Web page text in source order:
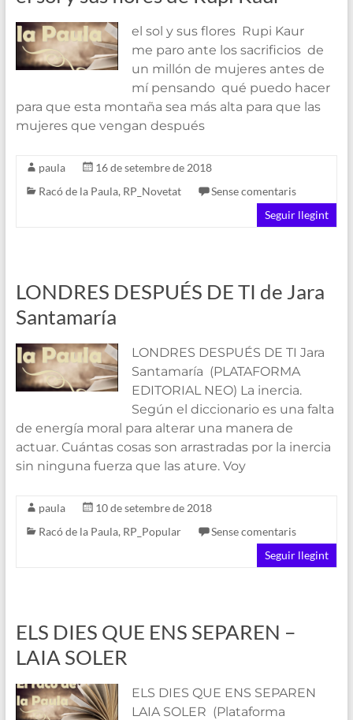
el sol y sus flores Rupi Kaur
me paro ante los sacrificios de
un millón de mujeres antes de
mí pensando qué puedo hacer
para que esta montaña sea más alta para que las
mujeres que vengan después
paula
16 de setembre de 2018
Racó de la Paula, RP_Novetat
Sense comentaris
Seguir llegint
LONDRES DESPUÉS DE TI de Jara
Santamaría
LONDRES DESPUÉS DE TI Jara
Santamaría (PLATAFORMA
EDITORIAL NEO) La inercia.
Según el diccionario es una falta
de energía moral para alterar una manera de
actuar. Cuántas cosas son arrastradas por la inercia
sin ninguna fuerza que las ature. Voy
paula
10 de setembre de 2018
Racó de la Paula, RP_Popular
Sense comentaris
Seguir llegint
ELS DIES QUE ENS SEPAREN –
LAIA SOLER
ELS DIES QUE ENS SEPAREN
LAIA SOLER (Plataforma